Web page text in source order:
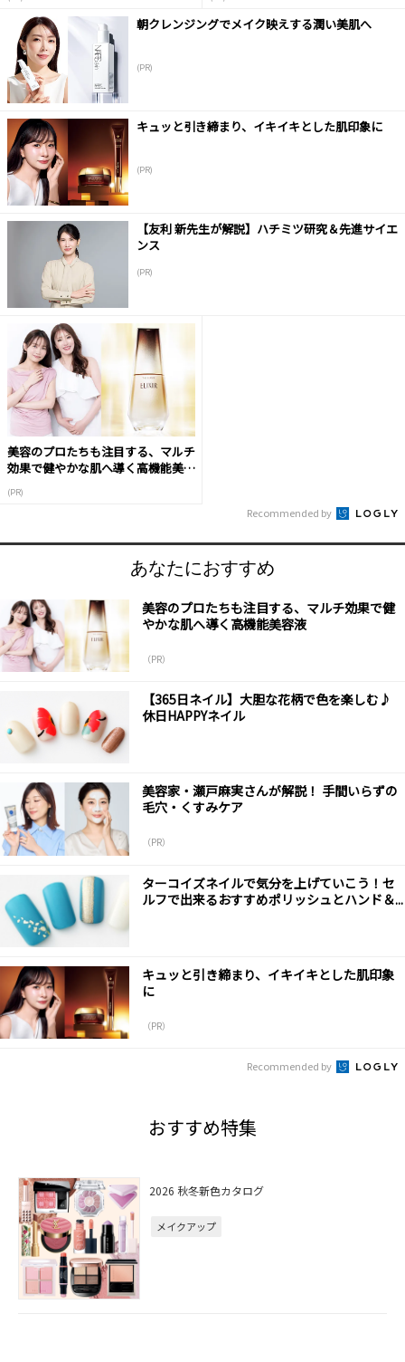
朝クレンジングでメイク映えする潤い美肌へ
(PR)
キュッと引き締まり、イキイキとした肌印象に
(PR)
【友利 新先生が解説】ハチミツ研究＆先進サイエ
ンス
(PR)
美容のプロたちも注目する、マルチ
効果で健やかな肌へ導く高機能美容
(PR)
Recommended by
あなたにおすすめ
美容のプロたちも注目する、マルチ効果で健
やかな肌へ導く高機能美容液
（PR）
【365日ネイル】大胆な花柄で色を楽しむ♪
休日HAPPYネイル
美容家・瀬戸麻実さんが解説！ 手間いらずの
毛穴・くすみケア
（PR）
ターコイズネイルで気分を上げていこう！セ
ルフで出来るおすすめポリッシュとハンド＆...
キュッと引き締まり、イキイキとした肌印象
に
（PR）
Recommended by
おすすめ特集
2026 秋冬新色カタログ
メイクアップ